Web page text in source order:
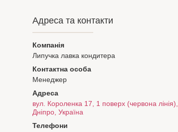
Адреса та контакти
Липучка лавка кондитера
Менеджер
вул. Короленка 17, 1 поверх (червона лінія),
Дніпро, Україна